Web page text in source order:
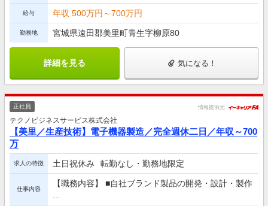
給与 年収 500万円～700万円
勤務地 宮城県遠田郡美里町青生字柳原80
詳細を見る 気になる！
正社員 情報提供元
テクノビジネスサービス株式会社
【美里／生産技術】電子機器製造／完全週休二日／年収～700
万
求人の特徴 土日祝休み 転勤なし・勤務地限定
仕事内容
【職務内容】 ■自社ブランド製品の開発・設計・製作